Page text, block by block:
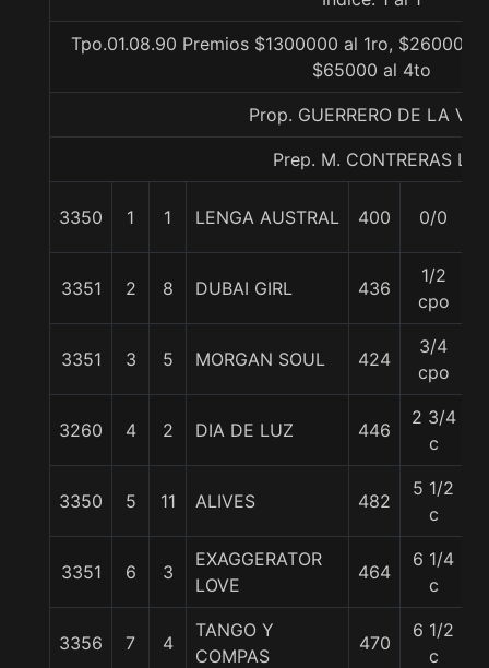
Tpo.01.08.90 Premios $1300000 al 1ro, $260000
$65000 al 4to
Prop. GUERRERO DE LA
Prep. M. CONTRERAS L.
3350 1 1 LENGA AUSTRAL 400 0/0
3351 2 8 DUBAI GIRL 436
1/2
cpo
3351 3 5 MORGAN SOUL 424
3/4
cpo
3260 4 2 DIA DE LUZ 446
2 3/4
c
3350 5 11 ALIVES 482
5 1/2
c
3351 6 3
EXAGGERATOR
LOVE
464
6 1/4
c
3356 7 4
TANGO Y
COMPAS
470
6 1/2
c